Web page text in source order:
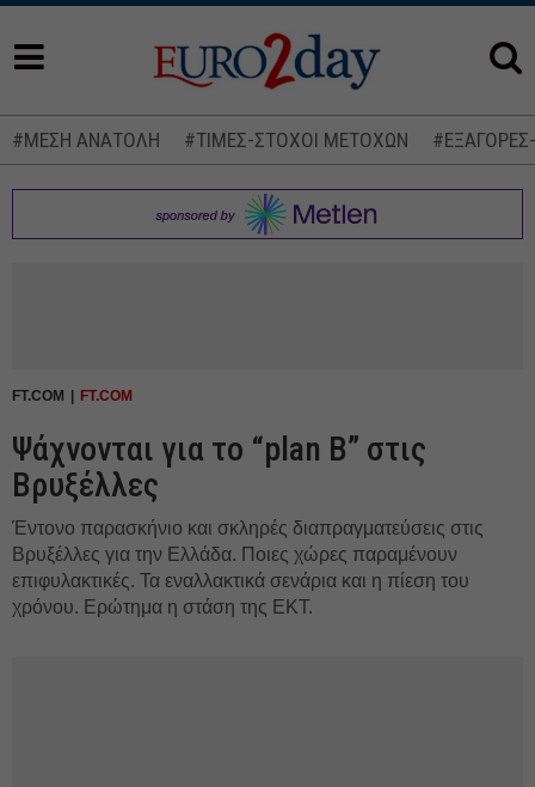
#ΜΕΣΗ ΑΝΑΤΟΛΗ #ΤΙΜΕΣ-ΣΤΟΧΟΙ ΜΕΤΟΧΩΝ
FT.COM FT.COM
Ψάχνονται για το “plan B” στις
Βρυξέλλες
Έντονο παρασκήνιο και σκληρές διαπραγματεύσεις στις
Βρυξέλλες για την Ελλάδα. Ποιες χώρες παραμένουν
επιφυλακτικές. Τα εναλλακτικά σενάρια και η πίεση του
χρόνου. Ερώτημα η στάση της ΕΚΤ.